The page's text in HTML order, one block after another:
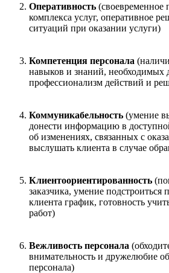
Оперативность (своевременное
комплекса услуг, оперативное
ситуаций при оказании услуги)
Компетенция персонала
навыков и знаний, необходимых
профессионализм действий и
Коммуникабельность (умение
донести информацию в
об изменениях, связанных с
выслушать клиента в случае
Клиентоориентированность
заказчика, умение подстроиться
клиента график, готовность
работ)
Вежливость персонала
внимательность и дружелюбие
персонала)